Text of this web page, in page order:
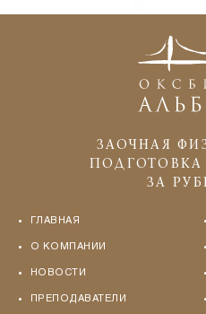
ЗАОЧНАЯ
ЗА
ГЛАВНАЯ
О КОМПАНИИ
НОВОСТИ
ПРЕПОДАВАТЕЛИ